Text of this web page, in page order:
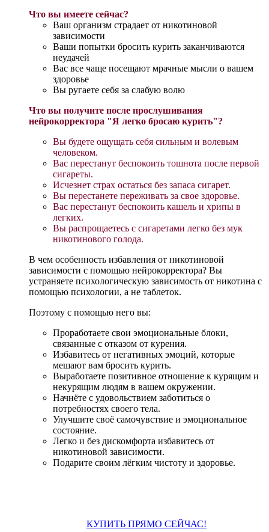
Что вы имеете сейчас?
Ваш организм страдает от никотиновой
зависимости
Ваши попытки бросить курить заканчиваются
неудачей
Вас все чаще посещают мрачные мысли о вашем
здоровье
Вы ругаете себя за слабую волю
Что вы получите после прослушивания
нейрокорректора "Я легко бросаю курить"?
Вы будете ощущать себя сильным и волевым
человеком.
Вас перестанут беспокоить тошнота после первой
сигареты.
Исчезнет страх остаться без запаса сигарет.
Вы перестанете переживать за свое здоровье.
Вас перестанут беспокоить кашель и хрипы в
легких.
Вы распрощаетесь с сигаретами легко без мук
никотинового голода.
В чем особенность избавления от никотиновой
зависимости с помощью нейрокорректора? Вы
устраняете психологическую зависимость от никотина с
помощью психологии, а не таблеток.
Поэтому с помощью него вы:
Проработаете свои эмоциональные блоки,
связанные с отказом от курения.
Избавитесь от негативных эмоций, которые
мешают вам бросить курить.
Выработаете позитивное отношение к курящим и
некурящим людям в вашем окружении.
Начнёте с удовольствием заботиться о
потребностях своего тела.
Улучшите своё самочувствие и эмоциональное
состояние.
Легко и без дискомфорта избавитесь от
никотиновой зависимости.
Подарите своим лёгким чистоту и здоровье.
КУПИТЬ ПРЯМО СЕЙЧАС!